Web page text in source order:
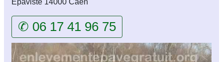
Epaviste 14000 Caen
✆ 06 17 41 96 75